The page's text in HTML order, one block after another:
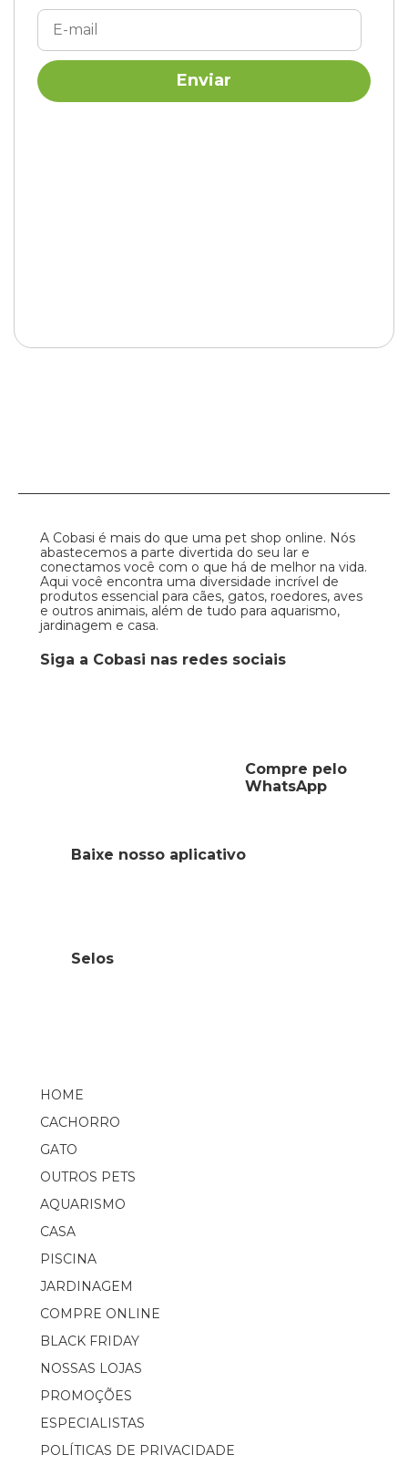
A Cobasi é mais do que uma pet shop online. Nós
abastecemos a parte divertida do seu lar e
conectamos você com o que há de melhor na vida.
Aqui você encontra uma diversidade incrível de
produtos essencial para cães, gatos, roedores, aves
e outros animais, além de tudo para aquarismo,
jardinagem e casa.
Siga a Cobasi nas redes sociais
Compre pelo
WhatsApp
HOME
CACHORRO
GATO
OUTROS PETS
AQUARISMO
CASA
PISCINA
JARDINAGEM
COMPRE ONLINE
BLACK FRIDAY
NOSSAS LOJAS
PROMOÇÕES
ESPECIALISTAS
POLÍTICAS DE PRIVACIDADE
Baixe nosso aplicativo
Selos